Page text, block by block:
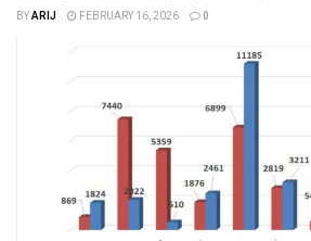
BYARIJ FEBRUARY 16, 2026 0